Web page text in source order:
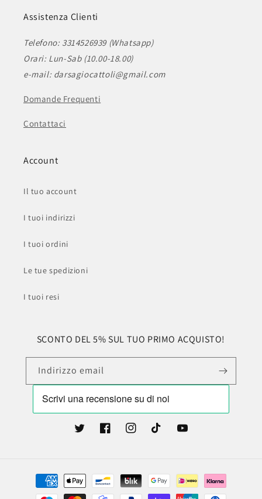
Assistenza Clienti
Telefono: 3314526939 (Whatsapp)
Orari: Lun-Sab (10.00-18.00)
e-mail: darsagiocattoli@gmail.com
Domande Frequenti
Contattaci
Account
Il tuo account
I tuoi indirizzi
I tuoi ordini
Le tue spedizioni
I tuoi resi
SCONTO DEL 5% SUL TUO PRIMO ACQUISTO!
Indirizzo email
TwitterFacebookInstagramTikTok YouTube
Metodi